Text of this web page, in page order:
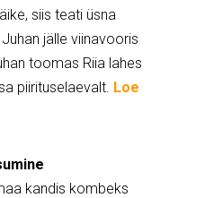
siis teati üsna
jälle viinavooris
toomas Riia lahes
piirituselaevalt. Loe
kandis kombeks